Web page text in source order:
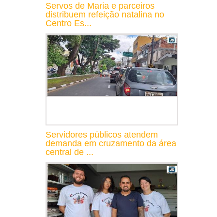
Servos de Maria e parceiros
distribuem refeição natalina no
Centro Es...
Servidores públicos atendem
demanda em cruzamento da área
central de ...